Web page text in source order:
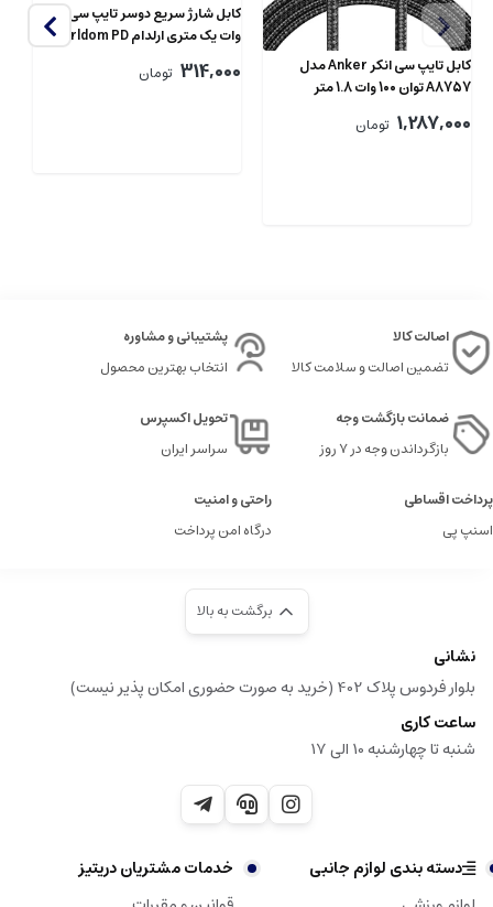
کابل تایپ سی انکر Anker مدل
A8757 توان 100 وات 1.8 متر
1,287,000 تومان
کابل شارژ سریع دوسر تایپ سی 60
وات یک متری ارلدام Earldom PD
Charging Cable 1m 60W EC-166
314,000 تومان
اصالت کالا
تضمین اصالت و سلامت کالا
پشتیبانی و مشاوره
انتخاب بهترین محصول
ضمانت بازگشت وجه
بازگرداندن وجه در ۷ روز
تحویل اکسپرس
سراسر ایران
پرداخت اقساطی
اسنپ پی
راحتی و امنیت
درگاه امن پرداخت
برگشت به بالا
نشانی
بلوار فردوس پلاک 402 (خرید به صورت حضوری امکان پذیر نیست)
ساعت کاری
شنبه تا چهارشنبه 10 الی 17
دسته بندی لوازم جانبی
خدمات مشتریان دریتیز